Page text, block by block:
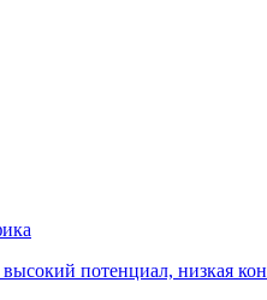
потенциал, низкая